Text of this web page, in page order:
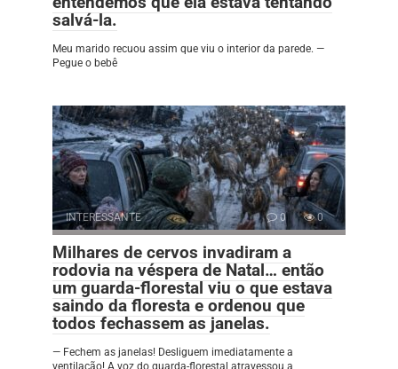
salvá-la.
Meu marido recuou assim que viu o interior da parede. —
Pegue o bebê
INTERESSANTE 0 0
Milhares de cervos invadiram a
rodovia na véspera de Natal… então
um guarda-florestal viu o que estava
saindo da floresta e ordenou que
todos fechassem as janelas.
— Fechem as janelas! Desliguem imediatamente a
ventilação! A voz do guarda-florestal atravessou a